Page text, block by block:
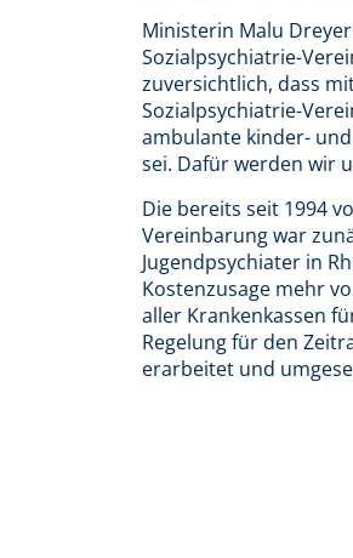
Ministerin Malu
Sozialpsychiatrie-
zuversichtlich, dass
Sozialpsychiatrie-
ambulante kinder-
sei. Dafür werden wir
Die bereits seit 1994
Vereinbarung war
Jugendpsychiater in
Kostenzusage mehr
aller Krankenkassen
Regelung für den
erarbeitet und